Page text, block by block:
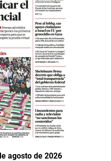
agosto de 2026